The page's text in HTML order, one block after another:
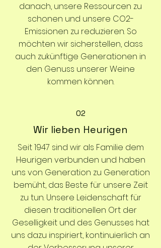
danach, unsere Ressourcen zu
schonen und unsere CO2-
Emissionen zu reduzieren. So
möchten wir sicherstellen, dass
auch zukünftige Generationen in
den Genuss unserer Weine
kommen können.
02
Wir lieben Heurigen
Seit 1947 sind wir als Familie dem
Heurigen verbunden und haben
uns von Generation zu Generation
bemüht, das Beste für unsere Zeit
zu tun. Unsere Leidenschaft für
diesen traditionellen Ort der
Geselligkeit und des Genusses hat
uns dazu inspiriert, kontinuierlich an